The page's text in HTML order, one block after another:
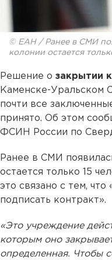
© ЕАН / Ранее в СМИ
колонии остается
Решение о закрытии
Каменске-Уральском
почти все
принято. Об этом
ФСИН России по
Ранее в СМИ
остается только 15
это связано с тем,
подписать контракт».
«Это учреждение
которым оно
определенная. Чтобы